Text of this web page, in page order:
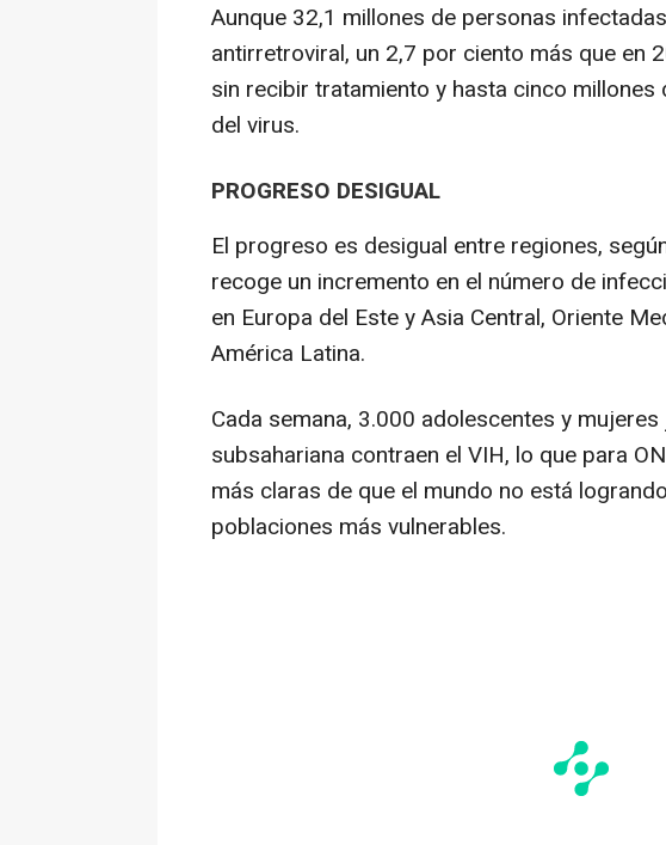
Aunque 32,1 millones de personas
antirretroviral, un 2,7 por ciento más que en
sin recibir tratamiento y hasta cinco
del virus.
PROGRESO DESIGUAL
El progreso es desigual entre regiones,
recoge un incremento en el número de
en Europa del Este y Asia Central, Oriente
América Latina.
Cada semana, 3.000 adolescentes y
subsahariana contraen el VIH, lo que para
más claras de que el mundo no está
poblaciones más vulnerables.